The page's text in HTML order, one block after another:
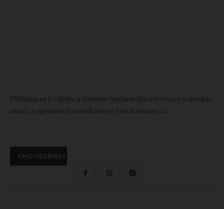
Přihlaste se k odběru a získtejte nejčerstvější informace o slevách,
akcích a speciálních nabídkách na TextilCentrum.cz.
CHCI ODEBÍRAT